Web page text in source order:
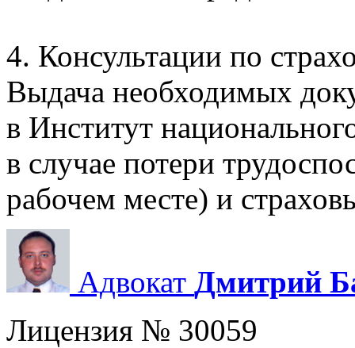
4. Консультации по
Выдача необходимых
в Институт
в случае потери
рабочем месте) и
Адвокат Дмитрий
Лицензия № 30059